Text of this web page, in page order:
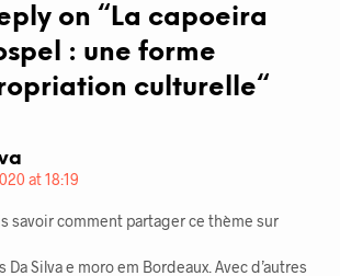
on “ La capoeira
: une forme
culturelle“
at 18:19
savoir comment partager ce thème sur
Da Silva e moro em Bordeaux. Avec d’autres